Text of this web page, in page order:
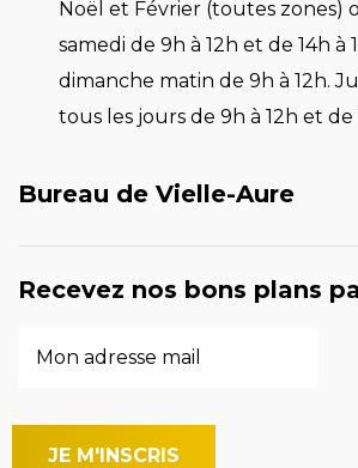
Noël et Février (toutes zones)
samedi de 9h à 12h et de 14h à
dimanche matin de 9h à 12h.
tous les jours de 9h à 12h et de
Bureau de Vielle-Aure
Recevez nos bons plans